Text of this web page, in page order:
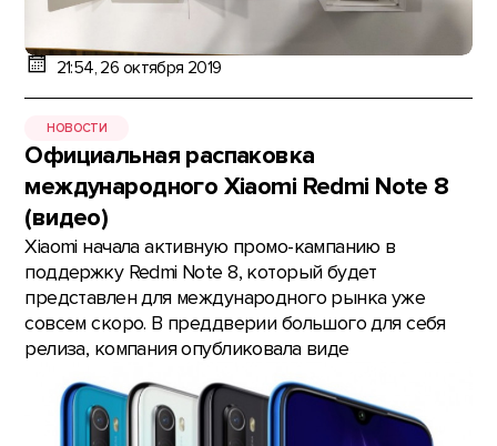
21:54, 26 октября 2019
НОВОСТИ
Официальная распаковка
международного Xiaomi Redmi Note 8
(видео)
Xiaomi начала активную промо-кампанию в
поддержку Redmi Note 8, который будет
представлен для международного рынка уже
совсем скоро. В преддверии большого для себя
релиза, компания опубликовала виде